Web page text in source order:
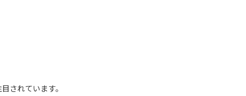
されています。